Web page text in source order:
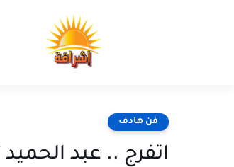
فن هادف
اتفرج .. عبد الحميد